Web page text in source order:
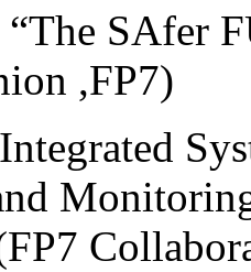
SAfer
,FP7)